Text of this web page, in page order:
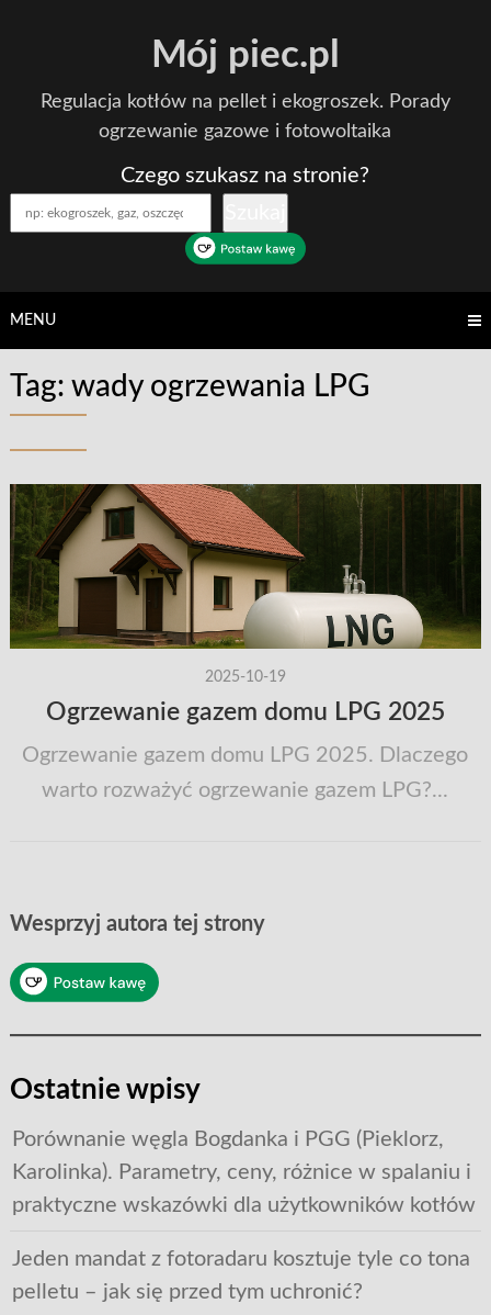
Mój piec.pl
Regulacja kotłów na pellet i ekogroszek. Porady
ogrzewanie gazowe i fotowoltaika
Czego szukasz na stronie?
MENU
Tag: wady ogrzewania LPG
2025-10-19
Ogrzewanie gazem domu LPG 2025
Ogrzewanie gazem domu LPG 2025. Dlaczego
warto rozważyć ogrzewanie gazem LPG?...
Wesprzyj autora tej strony
Ostatnie wpisy
Porównanie węgla Bogdanka i PGG (Pieklorz,
Karolinka). Parametry, ceny, różnice w spalaniu i
praktyczne wskazówki dla użytkowników kotłów
Jeden mandat z fotoradaru kosztuje tyle co tona
pelletu – jak się przed tym uchronić?